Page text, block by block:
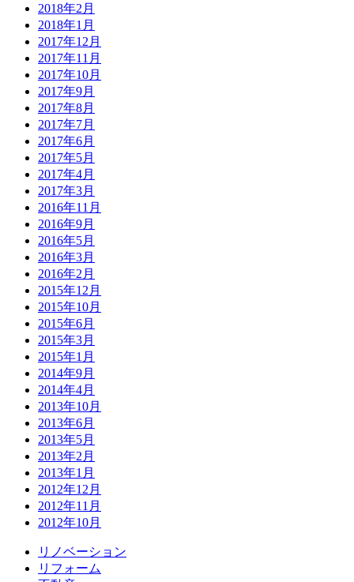
2018年2月
2018年1月
2017年12月
2017年11月
2017年10月
2017年9月
2017年8月
2017年7月
2017年6月
2017年5月
2017年4月
2017年3月
2016年11月
2016年9月
2016年5月
2016年3月
2016年2月
2015年12月
2015年10月
2015年6月
2015年3月
2015年1月
2014年9月
2014年4月
2013年10月
2013年6月
2013年5月
2013年2月
2013年1月
2012年12月
2012年11月
2012年10月
リノベーション
リフォーム